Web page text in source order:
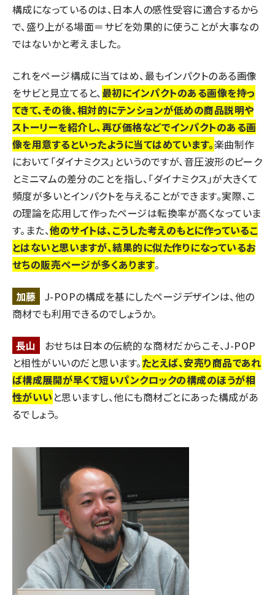
構成になっているのは、日本人の感性受容に適合するから
で、盛り上がる場面＝サビを効果的に使うことが大事なの
ではないかと考えました。
これをページ構成に当てはめ、最もインパクトのある画像
をサビと見立てると、最初にインパクトのある画像を持っ
てきて、その後、相対的にテンションが低めの商品説明や
ストーリーを紹介し、再び価格などでインパクトのある画
像を用意するといったように当てはめています。楽曲制作
において「ダイナミクス」というのですが、音圧波形のピーク
とミニマムの差分のことを指し、「ダイナミクス」が大きくて
頻度が多いとインパクトを与えることができます。実際、こ
の理論を応用して作ったページは転換率が高くなっていま
す。また、他のサイトは、こうした考えのもとに作っているこ
とはないと思いますが、結果的に似た作りになっているお
せちの販売ページが多くあります。
加藤
J-POPの構成を基にしたページデザインは、他の
商材でも利用できるのでしょうか。
長山
おせちは日本の伝統的な商材だからこそ、J-POP
と相性がいいのだと思います。たとえば、安売り商品であれ
ば構成展開が早くて短いパンクロックの構成のほうが相
性がいい と思いますし、他にも商材ごとにあった構成があ
るでしょう。